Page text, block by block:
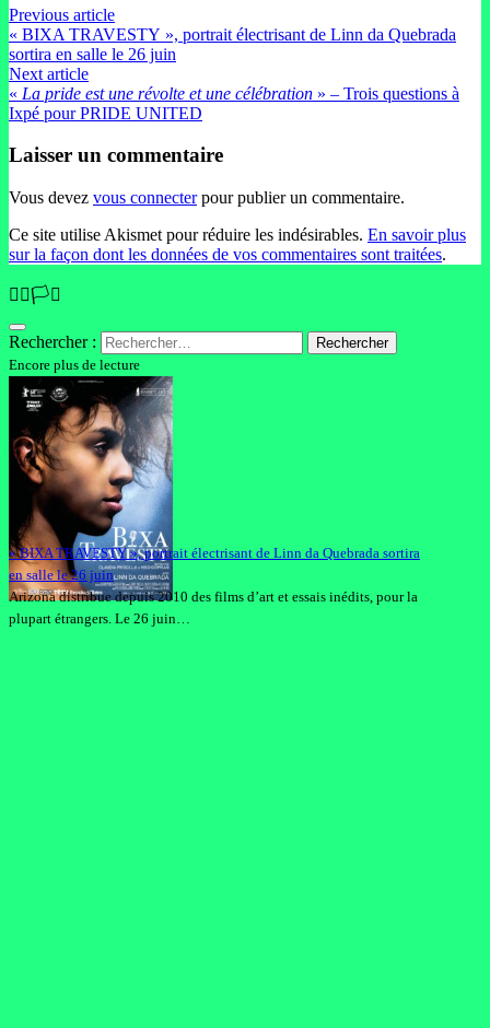
Previous article
« BIXA TRAVESTY », portrait électrisant de Linn da Quebrada
sortira en salle le 26 juin
Next article
« La pride est une révolte et une célébration » – Trois questions à
Ixpé pour PRIDE UNITED
Laisser un commentaire
Vous devez vous connecterpour publier un commentaire.
Ce site utilise Akismet pour réduire les indésirables. En savoir plus
sur la façon dont les données de vos commentaires sont traitées.
🏳️‍🌈🏳️‍⚧️
Rechercher :
Encore plus de lecture
« BIXA TRAVESTY », portrait électrisant de Linn da Quebrada sortira
en salle le 26 juin
Arizona distribue depuis 2010 des films d’art et essais inédits, pour la
plupart étrangers. Le 26 juin…